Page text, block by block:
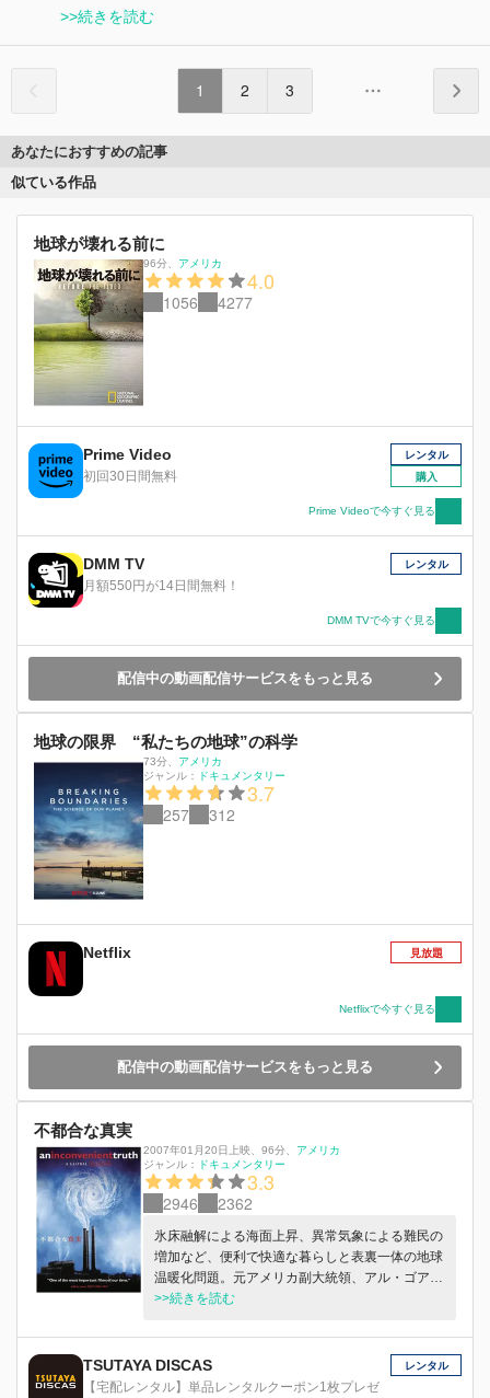
>>続きを読む
1 2 3
あなたにおすすめの記事
似ている作品
地球が壊れる前に
96分 アメリカ
4.0
1056 4277
Prime Video
初回30日間無料
レンタル
購入
Prime Videoで今すぐ見る
DMM TV
月額550円が14日間無料！
レンタル
DMM TVで今すぐ見る
配信中の動画配信サービスをもっと見る
地球の限界 “私たちの地球”の科学
73分
アメリカ
ジャンル：
ドキュメンタリー
3.7
257 312
Netflix 見放題
Netflixで今すぐ見る
配信中の動画配信サービスをもっと見る
不都合な真実
2007年01月20日上映 96分
アメリカ
ジャンル：
ドキュメンタリー
3.3
2946 2362
氷床融解による海面上昇、異常気象による難民の
増加など、便利で快適な暮らしと表裏一体の地球
温暖化問題。元アメリカ副大統領、アル・ゴアは
世界各地で精力的に講演を行い、環境問題の知ら
に訴えかけていく。
>>続きを読む
TSUTAYA DISCAS
【宅配レンタル】単品レンタルクーポン1枚プレゼ
レンタル